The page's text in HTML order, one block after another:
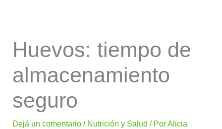
Huevos: tiempo de
almacenamiento
seguro
Dejá un comentario / Nutrición y Salud / PorAlicia